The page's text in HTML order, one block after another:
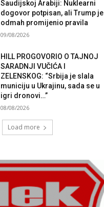
Saudijskoj Arabiji: Nuklearni
dogovor potpisan, ali Trump je
odmah promijenio pravila
09/08/2026
HILL PROGOVORIO O TAJNOJ
SARADNJI VUČIĆA I
ZELENSKOG: “Srbija je slala
municiju u Ukrajinu, sada se u
igri dronovi…”
08/08/2026
Load more